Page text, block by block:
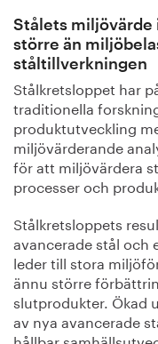
Stålets
större än
ståltillverkningen
Stålkretsloppet har
traditionella
produktutveckling
miljövärderande
för att miljövärdera
processer och
Stålkretsloppets
avancerade stål och
leder till stora
ännu större
slutprodukter. Ökad
av nya avancerade